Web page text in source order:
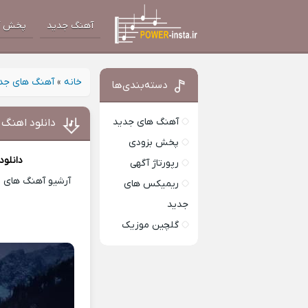
آهنگ جدید پخش
خانه »آهنگ های
دانلود
آرشیو آهنگ های
دسته‌بندی‌ها
آهنگ های جدید
پخش بزودی
رپورتاژ آگهی
ریمیکس های
جدید
گلچین موزیک